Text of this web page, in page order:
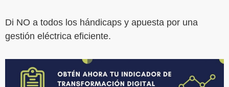
Di NO a todos los hándicaps y apuesta por una
gestión eléctrica eficiente.